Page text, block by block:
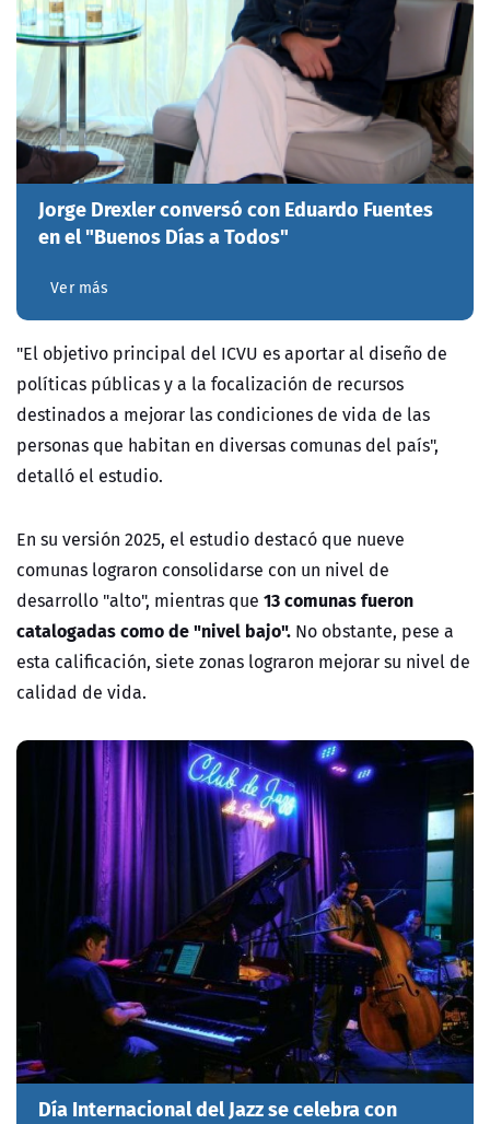
Jorge Drexler conversó con Eduardo Fuentes
en el "Buenos Días a Todos"
Ver más
"El objetivo principal del ICVU es aportar al diseño de
políticas públicas y a la focalización de recursos
destinados a mejorar las condiciones de vida de las
personas que habitan en diversas comunas del país",
detalló el estudio.
En su versión 2025, el estudio destacó que nueve
comunas lograron consolidarse con un nivel de
desarrollo "alto", mientras que 13 comunas fueron
catalogadas como de "nivel bajo". No obstante, pese a
esta calificación, siete zonas lograron mejorar su nivel de
calidad de vida.
Día Internacional del Jazz se celebra con